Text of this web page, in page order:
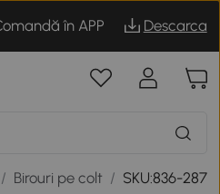
în APP Descarca
/ Birouri pe colt / SKU:836-287